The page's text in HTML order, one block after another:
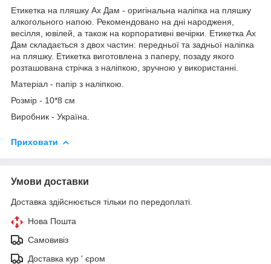
Етикетка на пляшку Ах Дам - оригінальна наліпка на пляшку
алкогольного напою. Рекомендовано на дні народженя,
весілля, ювілей, а також на корпоративні вечірки. Етикетка Ах
Дам складається з двох частин: передньої та задньої наліпка
на пляшку. Етикетка виготовлена з паперу, позаду якого
розташована стрічка з наліпкою, зручною у використанні.
Матеріал - папір з наліпкою.
Розмір - 10*8 см
Виробник - Україна.
Приховати
Умови доставки
Доставка здійснюється тільки по передоплаті.
Нова Пошта
Самовивіз
Доставка кур ' єром